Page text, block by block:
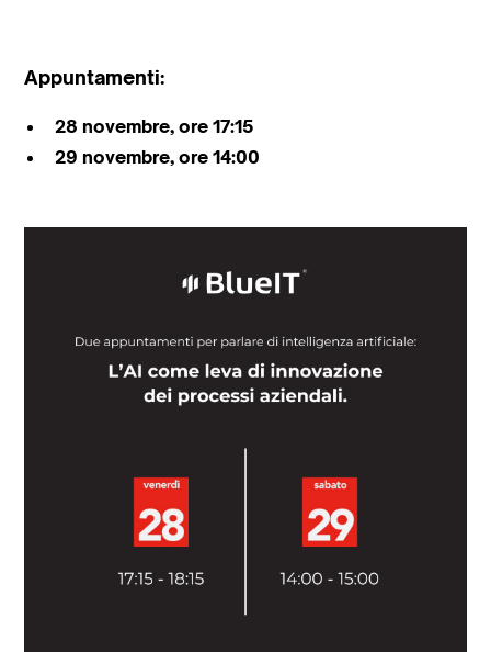
Appuntamenti:
28 novembre, ore 17:15
29 novembre, ore 14:00